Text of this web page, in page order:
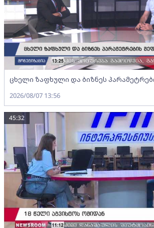
ცხელი ზაფხული და ბიზნეს
2026/08/07 13:56
45:32